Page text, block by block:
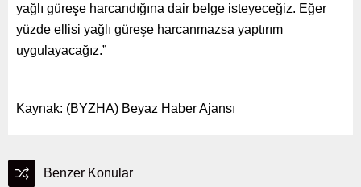
yağlı güreşe harcandığına dair belge isteyeceğiz. Eğer
yüzde ellisi yağlı güreşe harcanmazsa yaptırım
uygulayacağız.”
Kaynak: (BYZHA) Beyaz Haber Ajansı
Benzer Konular